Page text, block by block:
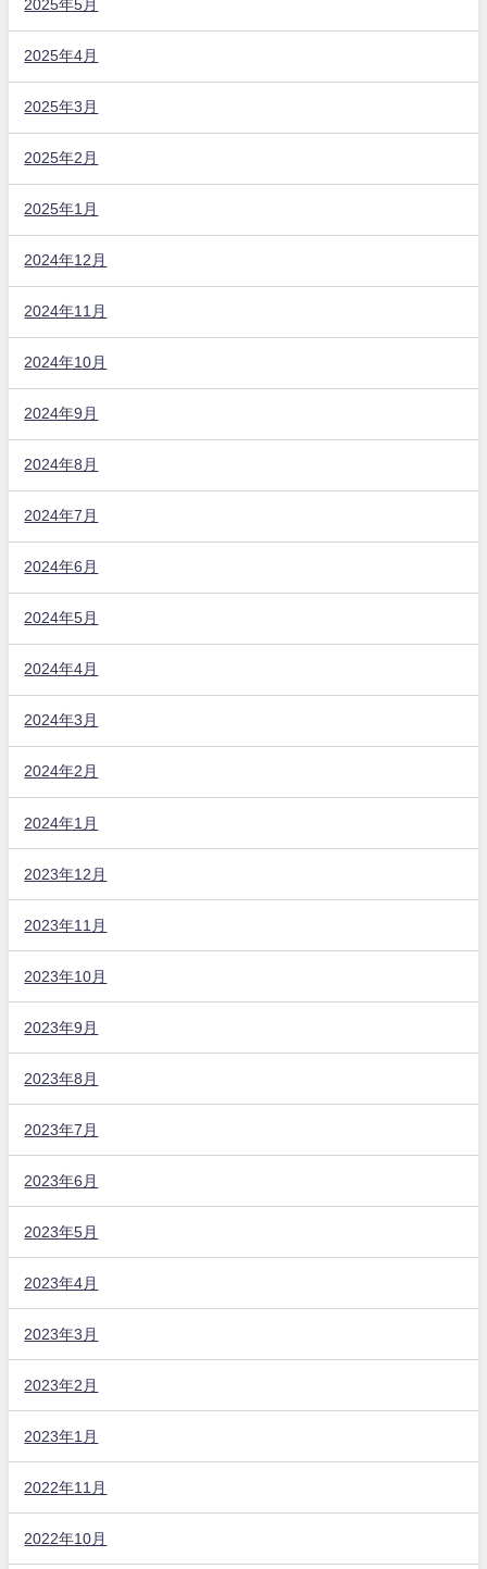
2025年5月
2025年4月
2025年3月
2025年2月
2025年1月
2024年12月
2024年11月
2024年10月
2024年9月
2024年8月
2024年7月
2024年6月
2024年5月
2024年4月
2024年3月
2024年2月
2024年1月
2023年12月
2023年11月
2023年10月
2023年9月
2023年8月
2023年7月
2023年6月
2023年5月
2023年4月
2023年3月
2023年2月
2023年1月
2022年11月
2022年10月